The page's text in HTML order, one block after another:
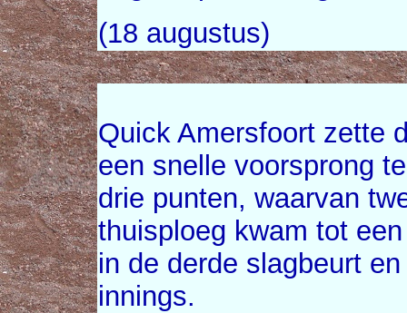
(18 augustus)
Quick Amersfoort zette
een snelle voorsprong
drie punten, waarvan
thuisploeg kwam tot
in de derde slagbeurt
innings.